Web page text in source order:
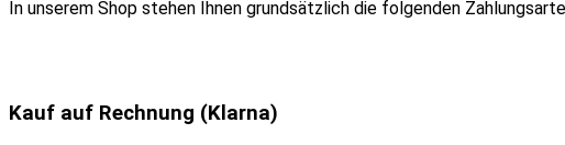
In unserem Shop stehen Ihnen grundsätzlich die folgenden
Kauf auf Rechnung (Klarna)